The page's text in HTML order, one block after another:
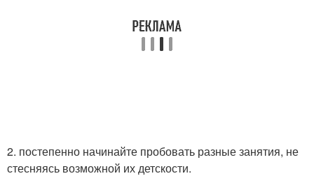
2. постепенно начинайте пробовать разные занятия, не
стесняясь возможной их детскости.